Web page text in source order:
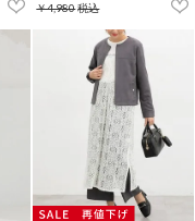
￥4,980税込